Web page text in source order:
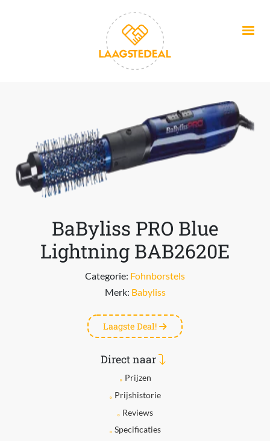
BaByliss PRO Blue
Lightning BAB2620E
Categorie: Fohnborstels
Merk: Babyliss
Laagste Deal!
Direct naar
Prijzen
Prijshistorie
Reviews
Specificaties